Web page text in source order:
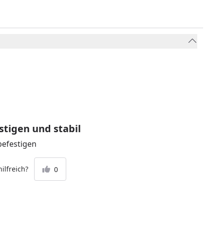
und stabil
0